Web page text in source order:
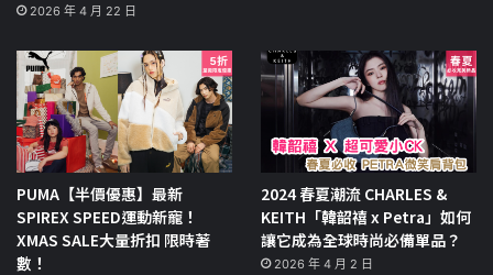
2026 年 4 月 22 日
PUMA【半價優惠】最新
SPIREX SPEED運動新寵！
XMAS SALE大量折扣 限時著
數！
2024 春夏潮流 CHARLES &
KEITH「韓韶禧 x Petra」如何
讓它成為全球時尚必備單品？
2026 年 4 月 2 日